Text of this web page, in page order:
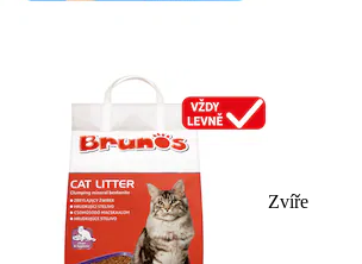
Zvíře